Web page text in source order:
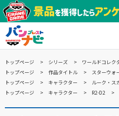
トップページ シリーズ
ワールドコレク
トップページ
作品タイトル
スターウォ
トップページ
キャラクター
ルーク・ス
トップページ
キャラクター R2-D2